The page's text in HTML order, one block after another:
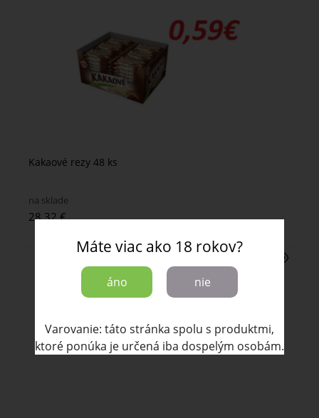
Kakaové rezy 48 ks
na sklade
28.32 €
Máte viac ako 18 rokov?
áno nie
Varovanie: táto stránka spolu s produktmi,
ktoré ponúka je určená iba dospelým osobám.